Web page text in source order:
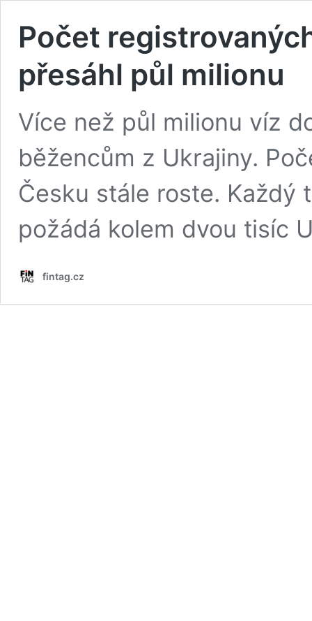
Počet
přesáhl půl milionu
Více než půl milionu víz
běžencům z Ukrajiny.
Česku stále roste. Každý
požádá kolem dvou tisíc
fintag.cz